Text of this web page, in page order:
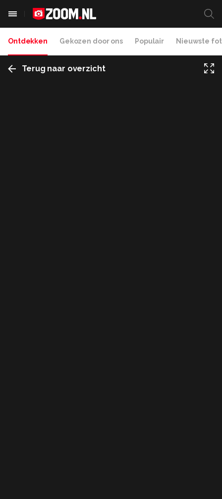
Ontdekken Gekozen door ons Populair Nieuwste
Terug naar overzicht